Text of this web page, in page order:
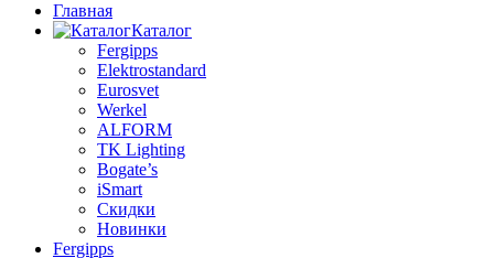
Главная
Каталог
Fergipps
Elektrostandard
Eurosvet
Werkel
ALFORM
TK Lighting
Bogate’s
iSmart
Скидки
Новинки
Fergipps